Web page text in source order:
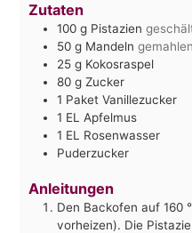
Zutaten
100 g Pistazien
50 g Mandeln gemahlen
25 g Kokosraspel
80 g Zucker
1 Paket Vanillezucker
1 EL Apfelmus
1 EL Rosenwasser
Puderzucker
Anleitungen
Den Backofen auf 160
vorheizen). Die